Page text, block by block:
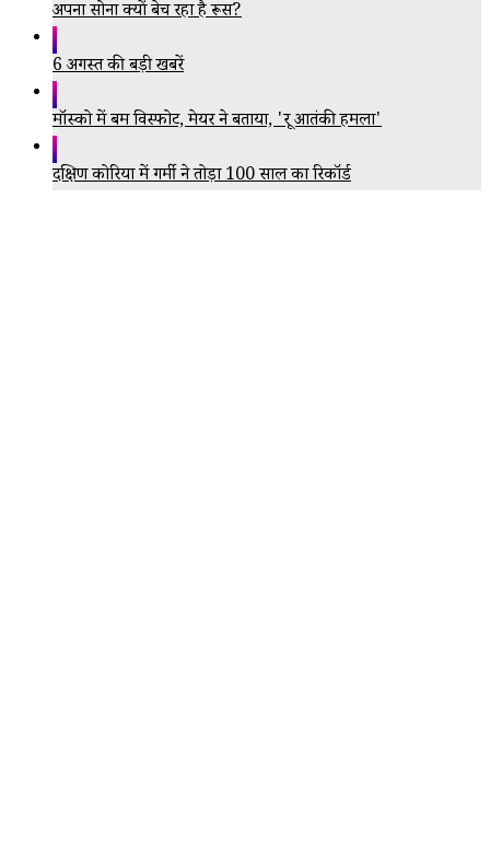
अपना सोना क्यों बेच रहा है रूस?
6 अगस्त की बड़ी खबरें
मॉस्को में बम विस्फोट, मेयर ने बताया, 'क्रूर आतंकी हमला'
दक्षिण कोरिया में गर्मी ने तोड़ा 100 साल का रिकॉर्ड